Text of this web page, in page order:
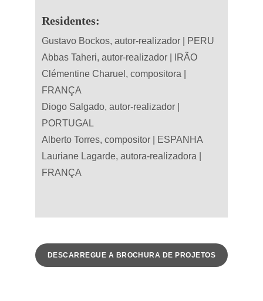
Residentes:
Gustavo Bockos, autor-realizador | PERU
Abbas Taheri, autor-realizador | IRÃO
Clémentine Charuel, compositora |
FRANÇA
Diogo Salgado, autor-realizador |
PORTUGAL
Alberto Torres, compositor | ESPANHA
Lauriane Lagarde, autora-realizadora |
FRANÇA
DESCARREGUE A BROCHURA DE PROJETOS